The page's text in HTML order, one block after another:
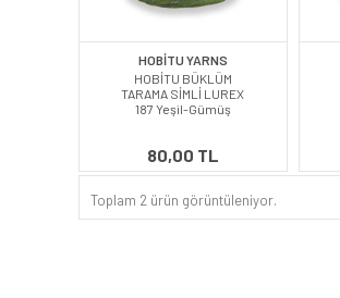
HOBİTU YARNS
HOBİTU BÜKLÜM
TARAMA SİMLİ LUREX
187 Yeşil-Gümüş
80,00 TL
Toplam 2 ürün görüntüleniyor.